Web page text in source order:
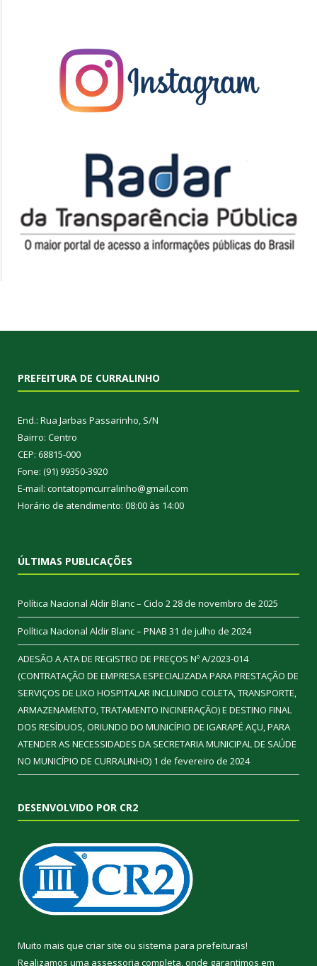
PREFEITURA DE CURRALINHO
End.: Rua Jarbas Passarinho, S/N
Bairro: Centro
CEP: 68815-000
Fone: (91) 99350-3920
E-mail: contatopmcurralinho@gmail.com
Horário de atendimento: 08:00 às 14:00
ÚLTIMAS PUBLICAÇÕES
Política Nacional Aldir Blanc – Ciclo 228 de novembro de 2025
Política Nacional Aldir Blanc – PNAB 31 de julho de 2024
ADESÃO A ATA DE REGISTRO DE PREÇOS Nº A/2023-014
(CONTRATAÇÃO DE EMPRESA ESPECIALIZADA PARA PRESTAÇÃO DE
SERVIÇOS DE LIXO HOSPITALAR INCLUINDO COLETA, TRANSPORTE,
ARMAZENAMENTO, TRATAMENTO INCINERAÇÃO) E DESTINO FINAL
DOS RESÍDUOS, ORIUNDO DO MUNICÍPIO DE IGARAPÉ AÇU, PARA
ATENDER AS NECESSIDADES DA SECRETARIA MUNICIPAL DE SAÚDE
NO MUNICÍPIO DE CURRALINHO) 1 de fevereiro de 2024
DESENVOLVIDO POR CR2
Muito mais que criar site ou sistema para prefeituras!
Realizamos uma assessoria completa, onde garantimos em